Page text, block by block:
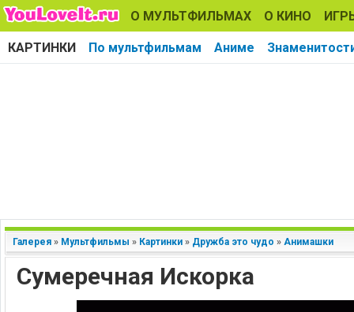
О МУЛЬТФИЛЬМАХ О КИНО
КАРТИНКИ По мультфильмам Аниме
Галерея » Мультфильмы » Картинки » Дружба это чудо » Анимашки
Сумеречная Искорка